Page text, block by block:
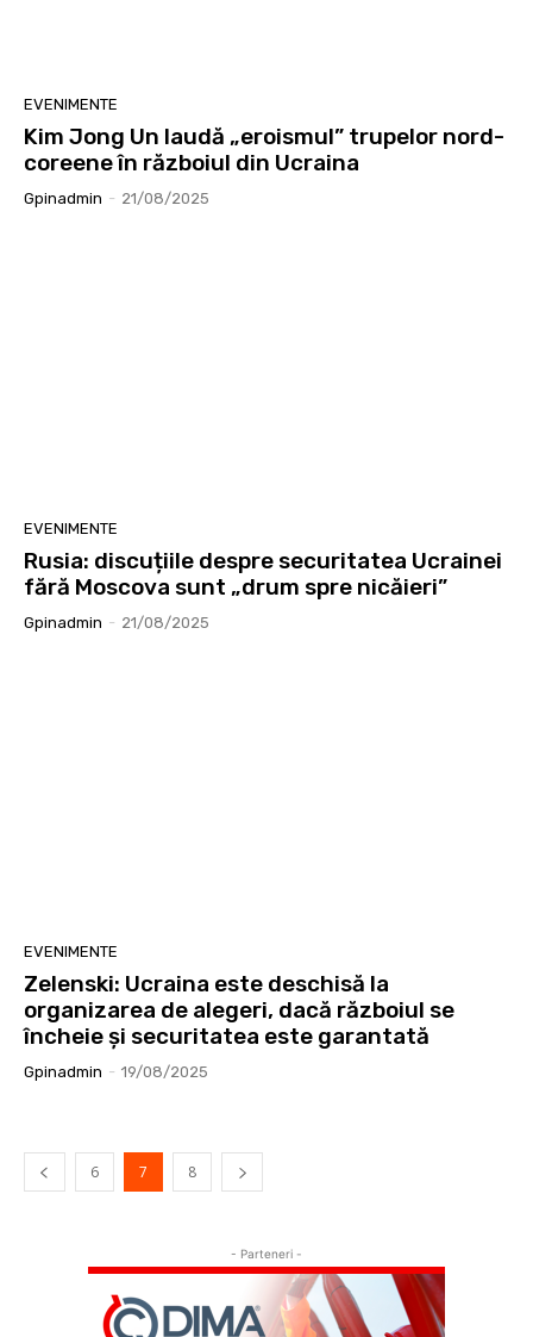
EVENIMENTE
Kim Jong Un laudă „eroismul” trupelor nord-
coreene în războiul din Ucraina
Gpinadmin - 21/08/2025
EVENIMENTE
Rusia: discuțiile despre securitatea Ucrainei
fără Moscova sunt „drum spre nicăieri”
Gpinadmin - 21/08/2025
EVENIMENTE
Zelenski: Ucraina este deschisă la
organizarea de alegeri, dacă războiul se
încheie și securitatea este garantată
Gpinadmin - 19/08/2025
6 7 8
- Parteneri -